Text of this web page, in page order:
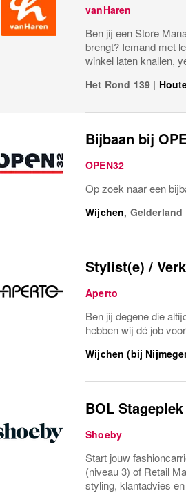
vanHaren
Ben jij een Store
brengt? Iemand met
winkel laten knallen,
Het Rond 139 |
Bijbaan bij
OPEN32
Op zoek naar een
Wijchen, Gelderland
Stylist(e) /
Aperto
Ben jij degene die
hebben wij dé job
Wijchen (bij
BOL
Shoeby
Start jouw
(niveau 3) of Retail
styling, klantadvies